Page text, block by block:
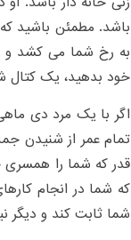
باشد. مطمئن باشید
به رخ شما می کشد و
خود بدهید، یک کتال
اگر با یک مرد دی
تمام عمر از شنیدن
قدر که شما را همسری
که شما در انجام
شما ثابت کند و دیگر